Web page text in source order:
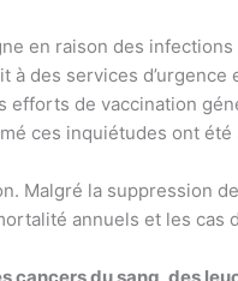
en raison des
à des services
de vaccination
ces inquiétudes ont
Malgré la suppression
annuels et les cas